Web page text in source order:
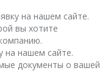
на нашем сайте.
вы хотите
на нашем сайте.
документы о вашей